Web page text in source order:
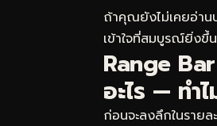
ถ้าคุณยังไม่เคยอ่าน
เข้าใจที่สมบูรณ์ยิ่งขึ้น
Range
อะไร — ทำ
ก่อนจะลงลึกในราย